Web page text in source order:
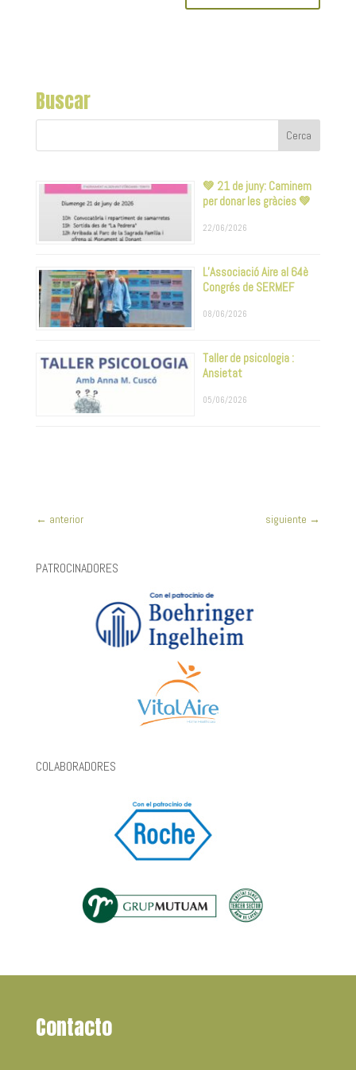
Buscar
💚 21 de juny: Caminem
per donar les gràcies 💚
22/06/2026
L’Associació Aire al 64è
Congrés de SERMEF
08/06/2026
Taller de psicologia :
Ansietat
05/06/2026
← anterior siguiente →
PATROCINADORES
COLABORADORES
Contacto